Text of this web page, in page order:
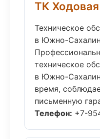
ТК
Техническое
в Южно-
техническое
в Южно-
время,
письменную
Телефон: +7-